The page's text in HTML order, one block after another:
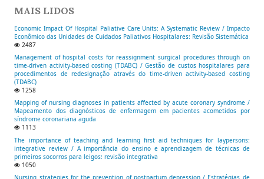
MAIS LIDOS
Economic Impact Of Hospital Paliative Care Units: A Systematic Review / Impacto
Econômico das Unidades de Cuidados Paliativos Hospitalares: Revisão Sistemática
2487
Management of hospital costs for reassignment surgical procedures through on
time-driven activity-based costing (TDABC) / Gestão de custos hospitalares para
procedimentos de redesignação através do time-driven activity-based costing
(TDABC)
1258
Mapping of nursing diagnoses in patients affected by acute coronary syndrome /
Mapeamento dos diagnósticos de enfermagem em pacientes acometidos por
síndrome coronariana aguda
1113
The importance of teaching and learning first aid techniques for laypersons:
integrative review / A importância do ensino e aprendizagem de técnicas de
primeiros socorros para leigos: revisão integrativa
1050
Nursing strategies for the prevention of postpartum depression / Estratégias de